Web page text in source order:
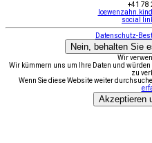
+41 78
social
Datenschutz-
Nein, behalten Sie
Wir
Wir kümmern uns um Ihre Daten und
zu
Wenn Sie diese Website weiter
Akzeptieren